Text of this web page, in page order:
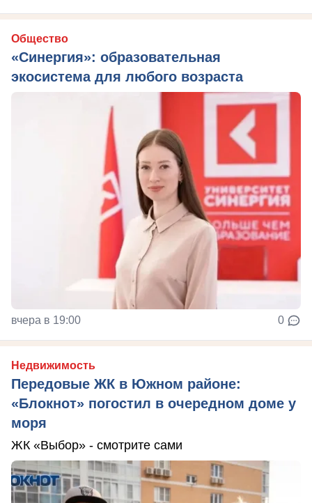
Общество
«Синергия»: образовательная
экосистема для любого возраста
вчера в 19:00 0
Недвижимость
Передовые ЖК в Южном районе:
«Блокнот» погостил в очередном доме у
моря
ЖК «Выбор» - смотрите сами